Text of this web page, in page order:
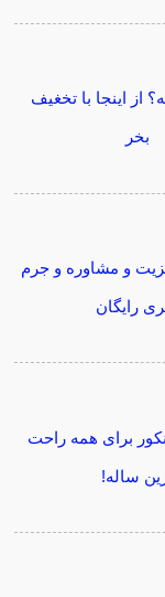
از اینجا با تخغیف
بخر
و مشاوره و جرم
رایگان
برای همه راحت
ساله!